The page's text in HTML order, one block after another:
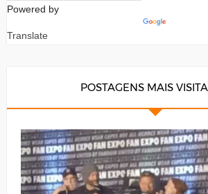
Powered by
Translate
POSTAGENS MAIS